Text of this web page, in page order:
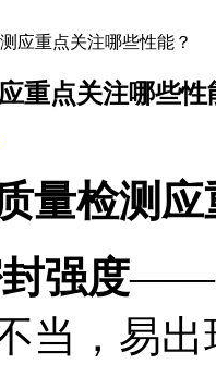
应重点关注哪些性能？
重点关注哪些性
量检测
强度——
当，易